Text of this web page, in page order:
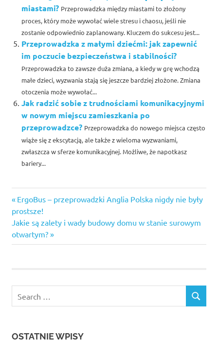
miastami? Przeprowadzka między miastami to złożony
proces, który może wywołać wiele stresu i chaosu, jeśli nie
zostanie odpowiednio zaplanowany. Kluczem do sukcesu jest...
Przeprowadzka z małymi dziećmi: jak zapewnić
im poczucie bezpieczeństwa i stabilności?
Przeprowadzka to zawsze duża zmiana, a kiedy w grę wchodzą
małe dzieci, wyzwania stają się jeszcze bardziej złożone. Zmiana
otoczenia może wywołać...
Jak radzić sobie z trudnościami komunikacyjnymi
w nowym miejscu zamieszkania po
przeprowadzce? Przeprowadzka do nowego miejsca często
wiąże się z ekscytacją, ale także z wieloma wyzwaniami,
zwłaszcza w sferze komunikacyjnej. Możliwe, że napotkasz
bariery...
Nawigacja
wpisu
Previous
Post:
ErgoBus – przeprowadzki Anglia Polska nigdy nie były
prostsze!
Next
Post:
Jakie są zalety i wady budowy domu w stanie surowym
otwartym?
for:
SEARCH
OSTATNIE WPISY